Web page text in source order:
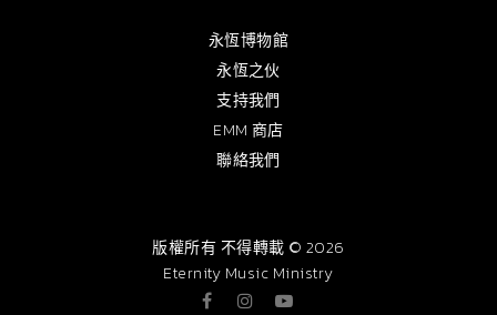
永恆博物館
永恆之伙
支持我們
EMM 商店
聯絡我們
版權所有 不得轉載 © 2026
Eternity Music Ministry